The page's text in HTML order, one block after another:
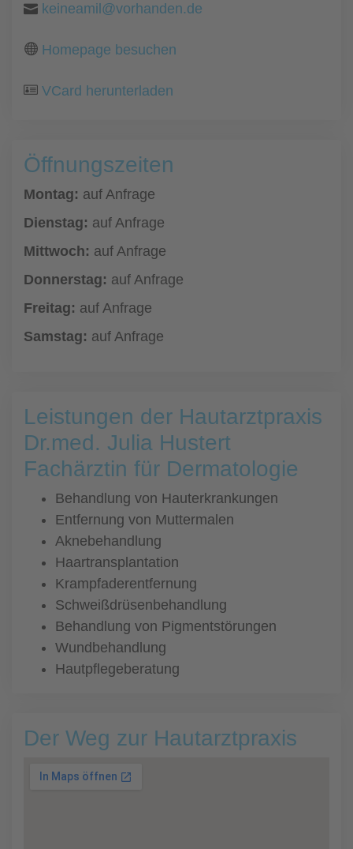
keineamil@vorhanden.de
Homepage besuchen
VCard herunterladen
Öffnungszeiten
Montag: auf Anfrage
Dienstag: auf Anfrage
Mittwoch: auf Anfrage
Donnerstag: auf Anfrage
Freitag: auf Anfrage
Samstag: auf Anfrage
Leistungen der Hautarztpraxis
Dr.med. Julia Hustert
Fachärztin für Dermatologie
Behandlung von Hauterkrankungen
Entfernung von Muttermalen
Aknebehandlung
Haartransplantation
Krampfaderentfernung
Schweißdrüsenbehandlung
Behandlung von Pigmentstörungen
Wundbehandlung
Hautpflegeberatung
Der Weg zur Hautarztpraxis